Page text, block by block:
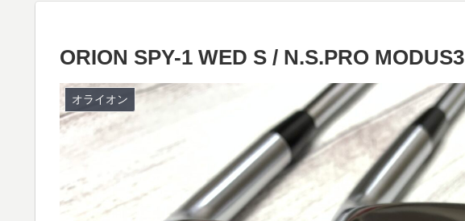
ORION SPY-1 WED S / N.S.PRO MODUS3
オライオン